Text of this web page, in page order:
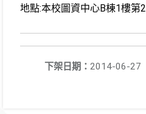
地點:本校圖資中心B棟1樓第2
下架日期： 2014-06-27